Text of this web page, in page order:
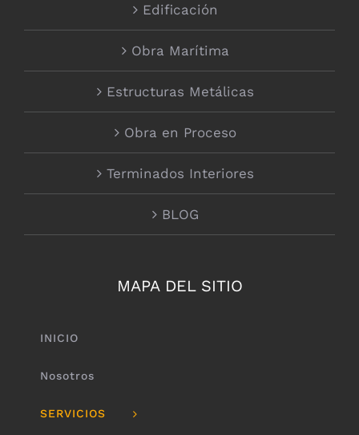
Edificación
Obra Marítima
Estructuras Metálicas
Obra en Proceso
Terminados Interiores
BLOG
MAPA DEL SITIO
INICIO
Nosotros
SERVICIOS